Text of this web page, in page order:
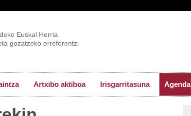
Euskal Herria
gozatzeko erreferentzi
Artxibo aktiboa Irisgarritasuna Agenda